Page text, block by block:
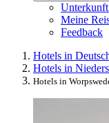
Meine
Feedback
Hotels in
Hotels in
Hotels in